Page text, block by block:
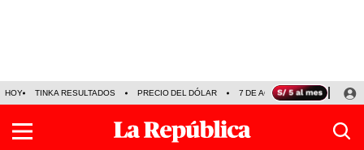
HOY TINKA RESULTADOS PRECIO DEL DÓLAR 7 DE AGOSTO OLLANTA